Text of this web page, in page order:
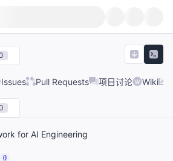
Issues Pull Requests 项目讨论 Wiki
for AI Engineering
0